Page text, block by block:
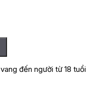
đến người từ 18 tuổi